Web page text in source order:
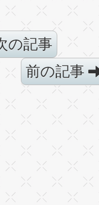
の記事
前の記事